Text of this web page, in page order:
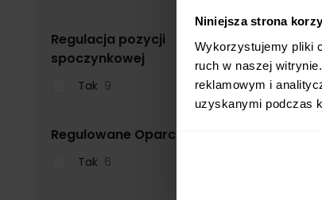
Niniejsza strona
Wykorzystujemy pliki
ruch w naszej
reklamowym i
uzyskanymi podczas
Regulacja pozycji
spoczynkowej
Tak 9
Regulowane Oparcie
Tak 6